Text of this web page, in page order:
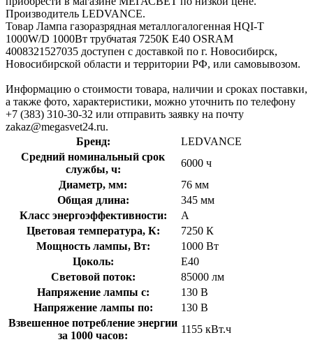
Производитель LEDVANCE.
Товар Лампа газоразрядная металлогалогенная HQI-T
1000W/D 1000Вт трубчатая 7250К E40 OSRAM
4008321527035 доступен с доставкой по г. Новосибирск,
Новосибирской области и территории РФ, или самовывозом.
Информацию о стоимости товара, наличии и сроках поставки,
а также фото, характеристики, можно уточнить по телефону
+7 (383) 310-30-32 или отправить заявку на почту
zakaz@megasvet24.ru.
Бренд:
LEDVANCE
Средний номинальный срок
службы, ч:
6000 ч
Диаметр, мм:
76 мм
Общая длина:
345 мм
Класс энергоэффективности:
A
Цветовая температура, К:
7250 К
Мощность лампы, Вт:
1000 Вт
Цоколь:
E40
Световой поток:
85000 лм
Напряжение лампы с:
130 В
Напряжение лампы по:
130 В
Взвешенное потребление энергии
за 1000 часов:
1155 кВт.ч